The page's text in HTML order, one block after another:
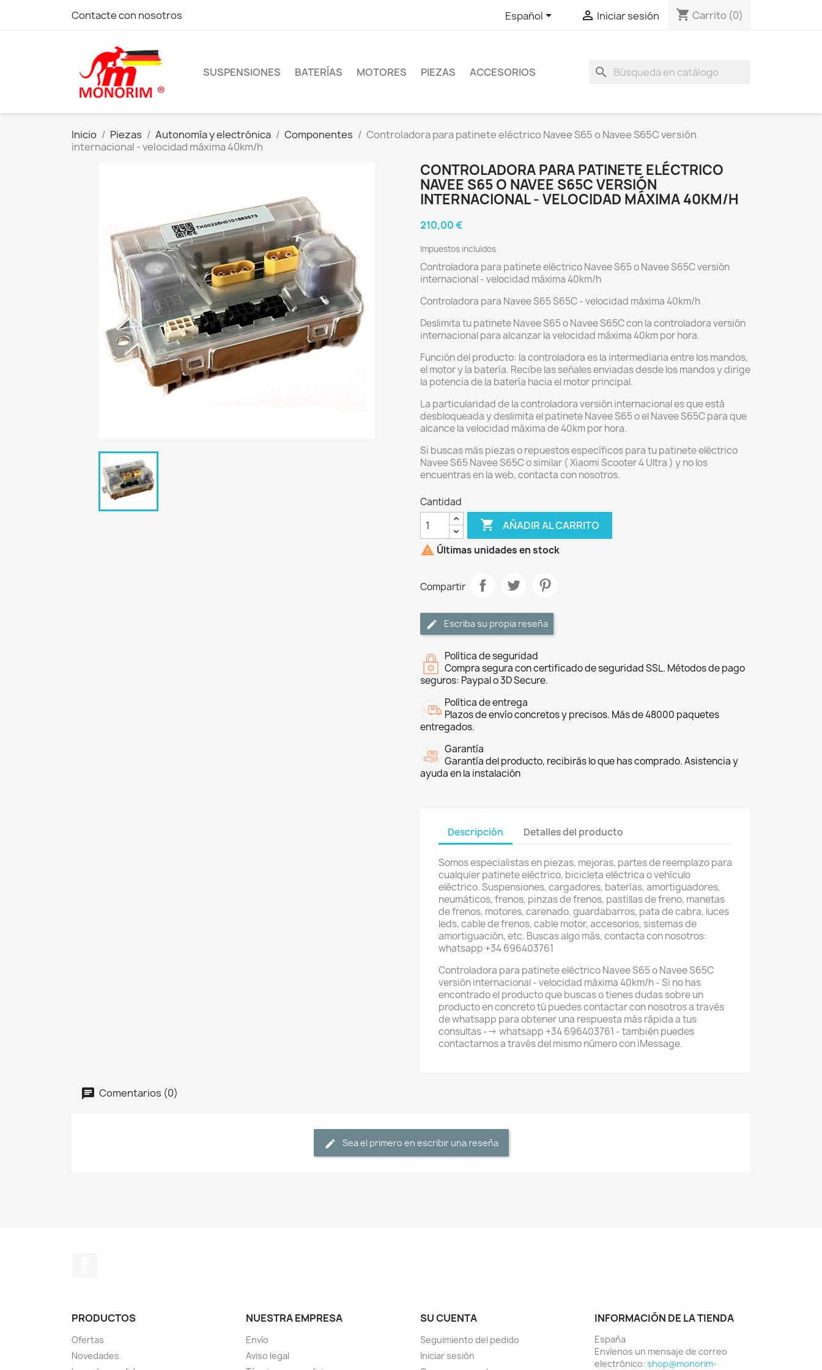
Contacte con nosotros Español  Iniciar sesión shopping_cart Carrito (0)
SUSPENSIONES BATERÍAS MOTORES PIEZAS ACCESORIOS search
Inicio Piezas Autonomía y electrónica Componentes
Controladora para patinete eléctrico Navee S65 o Navee S65C versión
internacional - velocidad máxima 40km/h
CONTROLADORA PARA PATINETE ELÉCTRICO
NAVEE S65 O NAVEE S65C VERSIÓN
INTERNACIONAL - VELOCIDAD MÁXIMA 40KM/H
210,00 €
Impuestos incluidos
Controladora para patinete eléctrico Navee S65 o Navee S65C versión
internacional - velocidad máxima 40km/h
Controladora para Navee S65 S65C - velocidad máxima 40km/h
Deslimita tu patinete Navee S65 o Navee S65C con la controladora versión
internacional para alcanzar la velocidad máxima 40km por hora.
Función del producto: la controladora es la intermediaria entre los mandos,
el motor y la batería. Recibe las señales enviadas desde los mandos y dirige
la potencia de la batería hacia el motor principal.
La particularidad de la controladora versión internacional es que está
desbloqueada y deslimita el patinete Navee S65 o el Navee S65C para que
alcance la velocidad máxima de 40km por hora.
Si buscas más piezas o repuestos específicos para tu patinete eléctrico
Navee S65 Navee S65C o similar ( Xiaomi Scooter 4 Ultra ) y no los
encuentras en la web, contacta con nosotros.
Cantidad
 AÑADIR AL CARRITO
 Últimas unidades en stock
Compartir
Escriba su propia reseña
Política de seguridad
Compra segura con certificado de seguridad SSL. Métodos de pago
seguros: Paypal o 3D Secure.
Política de entrega
Plazos de envío concretos y precisos. Más de 48000 paquetes
entregados.
Garantía
Garantía del producto, recibirás lo que has comprado. Asistencia y
ayuda en la instalación
Descripción Detalles del producto
Somos especialistas en piezas, mejoras, partes de reemplazo para
cualquier patinete eléctrico, bicicleta eléctrica o vehículo
eléctrico. Suspensiones, cargadores, baterías, amortiguadores,
neumáticos, frenos, pinzas de frenos, pastillas de freno, manetas
de frenos, motores, carenado, guardabarros, pata de cabra, luces
leds, cable de frenos, cable motor, accesorios, sistemas de
amortiguación, etc. Buscas algo más, contacta con nosotros:
whatsapp +34 696403761
Controladora para patinete eléctrico Navee S65 o Navee S65C
versión internacional - velocidad máxima 40km/h - Si no has
encontrado el producto que buscas o tienes dudas sobre un
producto en concreto tú puedes contactar con nosotros a través
de whatsapp para obtener una respuesta más rápida a tus
consultas --> whatsapp +34 696403761 - también puedes
contactarnos a través del mismo número con iMessage.
Comentarios (0)
Sea el primero en escribir una reseña
PRODUCTOS
Ofertas
Novedades
NUESTRA EMPRESA
Envío
Aviso legal
SU CUENTA
Seguimiento del pedido
Iniciar sesión
INFORMACIÓN DE LA TIENDA
España
Envíenos un mensaje de correo
electrónico: shop@monorim-